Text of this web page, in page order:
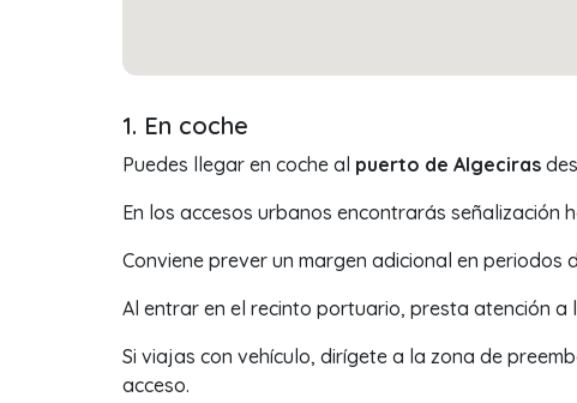
1. En coche
Puedes llegar en coche al puerto de Algeciras
En los accesos urbanos encontrarás señalización
Conviene prever un margen adicional en
Al entrar en el recinto portuario, presta atención
Si viajas con vehículo, dirígete a la zona de
acceso.